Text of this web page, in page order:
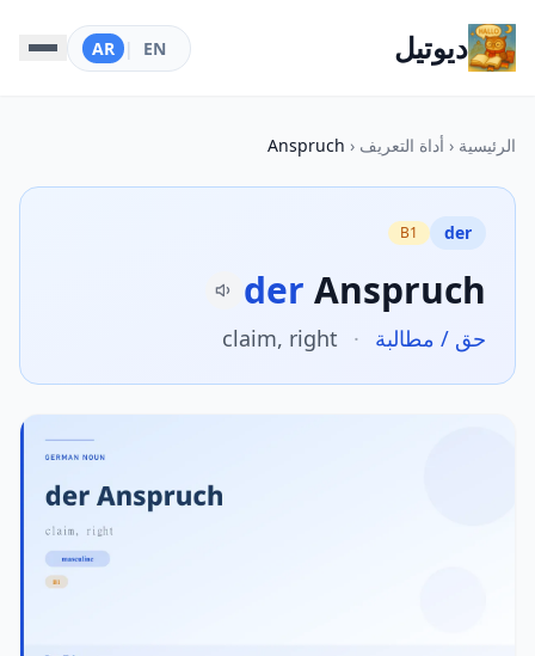
ديوتيل EN
|
AR
الرئيسية ‹ أداة التعريف ‹
Anspruch
der
B1
der Anspruch
حق / مطالبة ·
claim, right